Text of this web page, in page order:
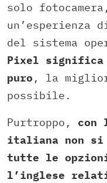
solo
del sistema
Pixel significa
puro , la
possibile.
Purtroppo, con
italiana non si
tutte le
l’inglese